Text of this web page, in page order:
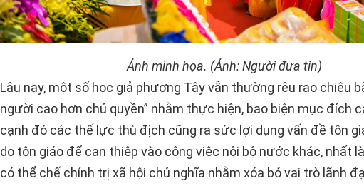
Ảnh minh họa. (Ảnh: Người đưa tin)
Lâu nay, một số học giả phương Tây vẫn thường rêu rao chiêu
người cao hơn chủ quyền” nhằm thực hiện, bao biện mục đích
cạnh đó các thế lực thù địch cũng ra sức lợi dụng vấn đề tôn
do tôn giáo để can thiệp vào công việc nội bộ nước khác, nhất
có thể chế chính trị xã hội chủ nghĩa nhằm xóa bỏ vai trò lãnh